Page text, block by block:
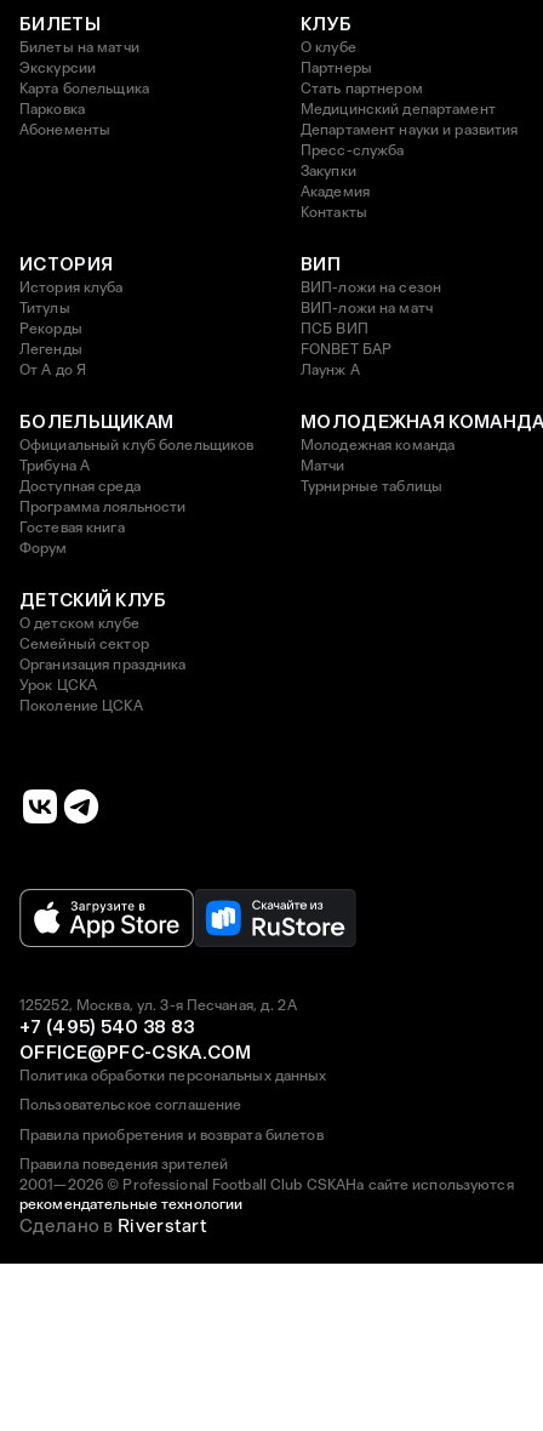
БИЛЕТЫ
Билеты на матчи
Экскурсии
Карта болельщика
Парковка
Абонементы
КЛУБ
О клубе
Партнеры
Стать партнером
Медицинский департамент
Департамент науки и развития
Пресс-служба
Закупки
Академия
Контакты
ИСТОРИЯ
История клуба
Титулы
Рекорды
Легенды
От А до Я
ВИП
ВИП-ложи на сезон
ВИП-ложи на матч
ПСБ ВИП
FONBET БАР
Лаунж A
БОЛЕЛЬЩИКАМ
Официальный клуб болельщиков
Трибуна А
Доступная среда
Программа лояльности
Гостевая книга
Форум
МОЛОДЕЖНАЯ
Молодежная команда
Матчи
Турнирные таблицы
ДЕТСКИЙ КЛУБ
О детском клубе
Семейный сектор
Организация праздника
Урок ЦСКА
Поколение ЦСКА
2001—2026 © Professional Football Club CSKAНа сайте используются
рекомендательные технологии
125252, Москва, ул. 3-я Песчаная, д. 2А
+7 (495) 540 38 83
OFFICE@PFC-CSKA.COM
Политика обработки персональных данных
Пользовательское соглашение
Правила приобретения и возврата билетов
Правила поведения зрителей
Сделано в Riverstart